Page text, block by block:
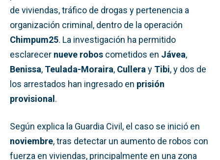
de viviendas, tráfico de drogas y pertenencia a
organización criminal, dentro de la operación
Chimpum25. La investigación ha permitido
esclarecer nueve robos cometidos en Jávea,
Benissa, Teulada-Moraira, Cullera y Tibi, y dos de
los arrestados han ingresado en prisión
provisional.
Según explica la Guardia Civil, el caso se inició en
noviembre, tras detectar un aumento de robos con
fuerza en viviendas, principalmente en una zona